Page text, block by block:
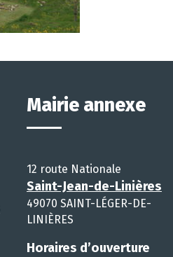
Mairie annexe
12 route Nationale
Saint-Jean-de-Linières
49070 SAINT-LÉGER-DE-
LINIÈRES
Horaires d’ouverture